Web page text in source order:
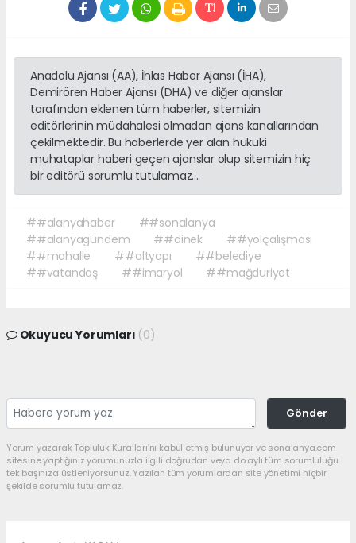
Anadolu Ajansı (AA), İhlas Haber Ajansı (İHA),
Demirören Haber Ajansı (DHA) ve diğer ajanslar
tarafından eklenen tüm haberler, sitemizin
editörlerinin müdahalesi olmadan ajans kanallarından
çekilmektedir. Bu haberlerde yer alan hukuki
muhataplar haberi geçen ajanslar olup sitemizin hiç
bir editörü sorumlu tutulamaz...
##alanyahaber
##sonalanya
##alanyagündem
##dinek
##yolçalışması
##mahalle
##altyapı
##belediye
##vatandaş
##imaryol ##mağduriyet
Okuyucu Yorumları (0)
Gönder
Yorum yazarak Topluluk Kuralları’nı kabul etmiş bulunuyor ve sonalanya.com
sitesine yaptığınız yorumunuzla ilgili doğrudan veya dolaylı tüm sorumluluğu
tek başınıza üstleniyorsunuz. Yazılan tüm yorumlardan site yönetimi hiçbir
şekilde sorumlu tutulamaz.